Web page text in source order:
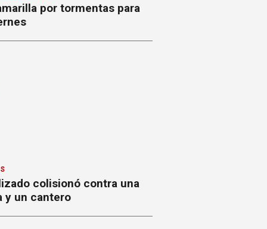
por tormentas para
colisionó contra una
y un cantero